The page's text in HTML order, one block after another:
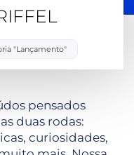
"Lançamento"
pensados
duas rodas:
curiosidades,